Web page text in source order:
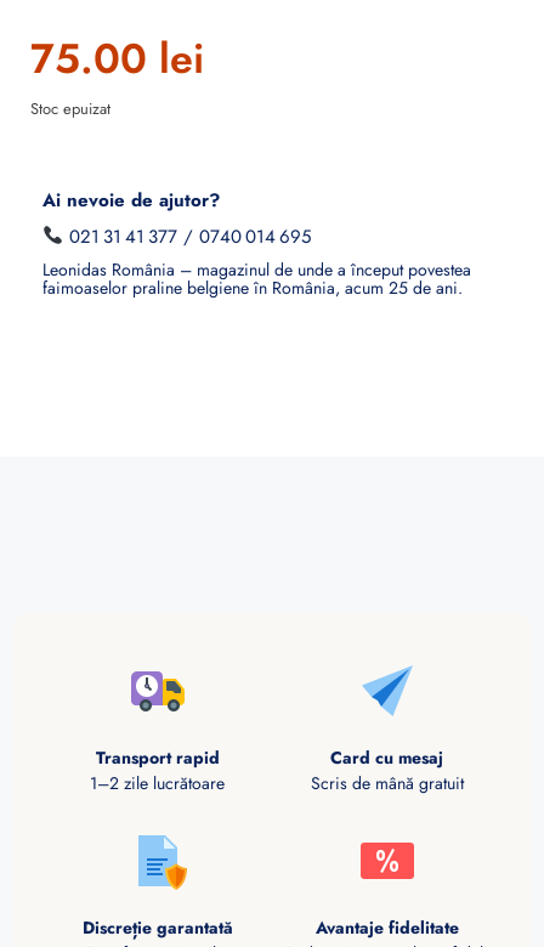
75.00 lei
Stoc epuizat
Ai nevoie de ajutor?
021 31 41 377 /0740 014 695
Leonidas România – magazinul de unde a început povestea
faimoaselor praline belgiene în România, acum 25 de ani.
Transport rapid
1–2 zile lucrătoare
Card cu mesaj
Scris de mână gratuit
Discreție garantată
Avantaje fidelitate